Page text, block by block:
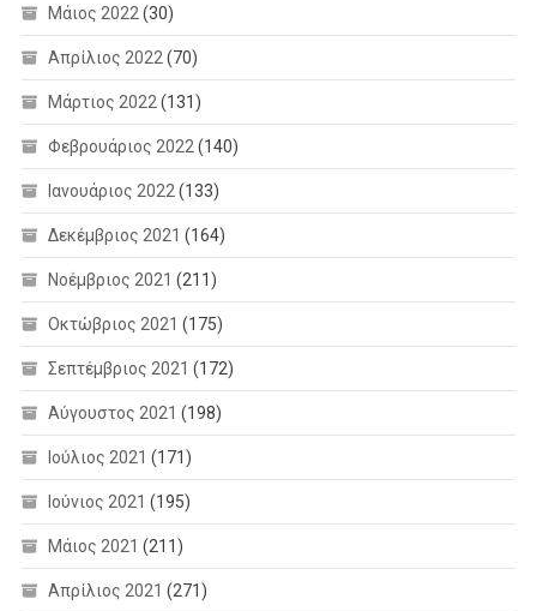
Μάιος 2022 (30)
Απρίλιος 2022 (70)
Μάρτιος 2022 (131)
Φεβρουάριος 2022 (140)
Ιανουάριος 2022 (133)
Δεκέμβριος 2021 (164)
Νοέμβριος 2021 (211)
Οκτώβριος 2021 (175)
Σεπτέμβριος 2021 (172)
Αύγουστος 2021 (198)
Ιούλιος 2021 (171)
Ιούνιος 2021 (195)
Μάιος 2021 (211)
Απρίλιος 2021 (271)